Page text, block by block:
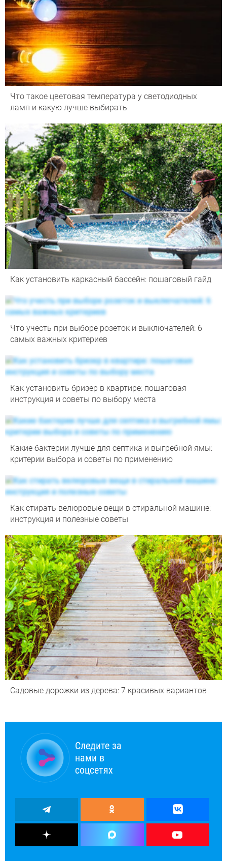
Что такое цветовая температура у светодиодных
ламп и какую лучше выбирать
Как установить каркасный бассейн: пошаговый гайд
Что учесть при выборе розеток и выключателей: 6
самых важных критериев
Как установить бризер в квартире: пошаговая
инструкция и советы по выбору места
Какие бактерии лучше для септика и выгребной ямы:
критерии выбора и советы по применению
Как стирать велюровые вещи в стиральной машине:
инструкция и полезные советы
Садовые дорожки из дерева: 7 красивых вариантов
Следите за
нами в
соцсетях